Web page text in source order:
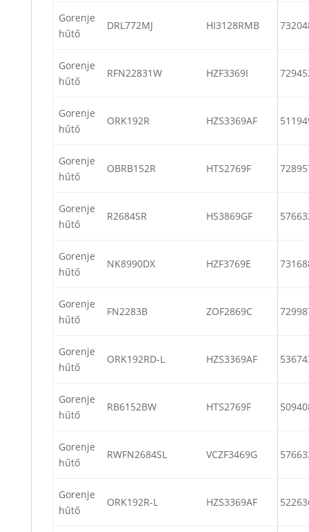
Gorenje
hűtő
DRL772MJ HI3128RMB
Gorenje
hűtő
RFN22831W HZF3369I
Gorenje
hűtő
ORK192R HZS3369AF
Gorenje
hűtő
OBRB152R HTS2769F
Gorenje
hűtő
R2684SR HS3869GF
Gorenje
hűtő
NK8990DX HZF3769E
Gorenje
hűtő
FN2283B ZOF2869C
Gorenje
hűtő
ORK192RD-L HZS3369AF
Gorenje
hűtő
RB6152BW HTS2769F
Gorenje
hűtő
RWFN2684SL VCZF3469G
Gorenje
hűtő
ORK192R-L HZS3369AF